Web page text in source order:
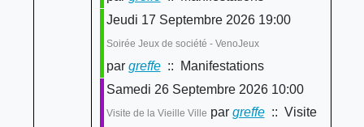
Jeudi 17 Septembre 2026 19:00
Soirée Jeux de société - VenoJeux
par greffe:: Manifestations
Samedi 26 Septembre 2026 10:00
Visite de la Vieille Ville par greffe:: Visite